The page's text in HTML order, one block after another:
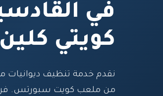
في
كويتي كلين
نقدم خدمة تنظيف
من ملعب كويت سبورتس.